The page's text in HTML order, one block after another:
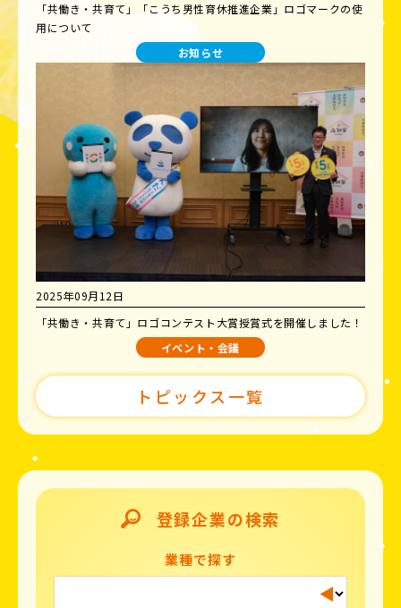
「共働き・共育て」「こうち男性育休推進企業」ロゴマークの使
用について
お知らせ
2025年09月12日
「共働き・共育て」ロゴコンテスト大賞授賞式を開催しました！
イベント・会議
トピックス一覧
登録企業の検索
業種で探す